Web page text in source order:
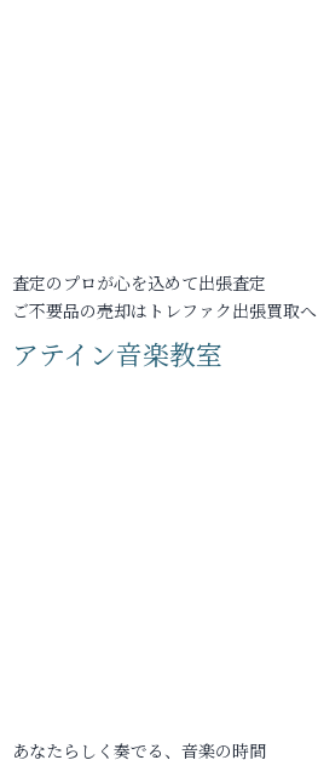
査定のプロが心を込めて出張査定
ご不要品の売却はトレファク出張買取へ
アテイン音楽教室
あなたらしく奏でる、音楽の時間